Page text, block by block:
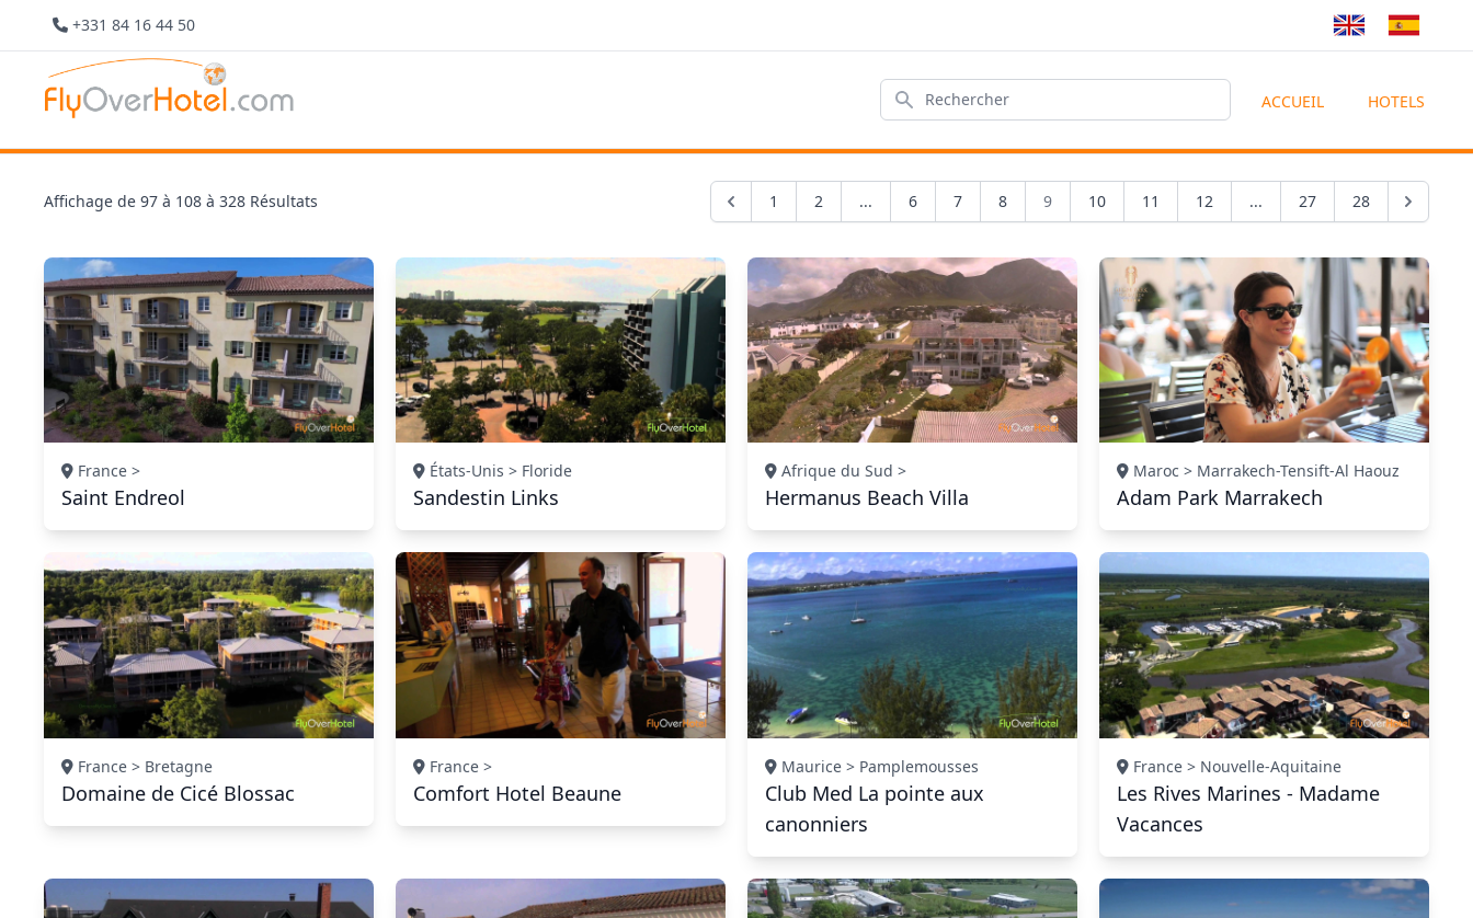
+331 84 16 44 50
Rechercher ACCUEIL HOTELS
Affichage de 97 à 108 à 328 Résultats 1 2 ... 6 7 8 9 10 11 12 ... 27 28
France >
Saint Endreol
États-Unis > Floride
Sandestin Links
Afrique du Sud >
Hermanus Beach Villa
Maroc > Marrakech-Tensift-Al Haouz
Adam Park Marrakech
France > Bretagne
Domaine de Cicé Blossac
France >
Comfort Hotel Beaune
Maurice > Pamplemousses
Club Med La pointe aux
canonniers
France > Nouvelle-Aquitaine
Les Rives Marines - Madame
Vacances